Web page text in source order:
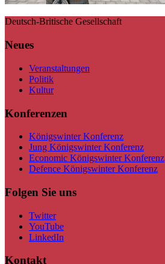
Deutsch-Britische Gesellschaft
Neues
Veranstaltungen
Politik
Kultur
Konferenzen
Königswinter Konferenz
Jung Königswinter Konferenz
Economic Königswinter Konferenz
Defence Königswinter Konferenz
Folgen Sie uns
Twitter
YouTube
LinkedIn
Kontakt